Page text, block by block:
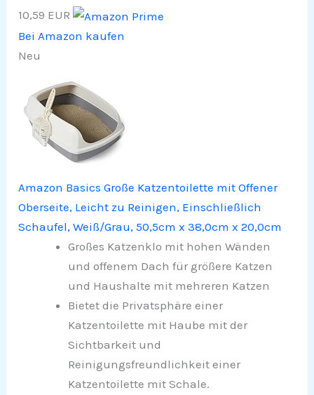
10,59 EUR
Bei Amazon kaufen
Neu
Amazon Basics Große Katzentoilette mit Offener
Oberseite, Leicht zu Reinigen, Einschließlich
Schaufel, Weiß/Grau, 50,5cm x 38,0cm x 20,0cm
Großes Katzenklo mit hohen Wänden
und offenem Dach für größere Katzen
und Haushalte mit mehreren Katzen
Bietet die Privatsphäre einer
Katzentoilette mit Haube mit der
Sichtbarkeit und
Reinigungsfreundlichkeit einer
Katzentoilette mit Schale.